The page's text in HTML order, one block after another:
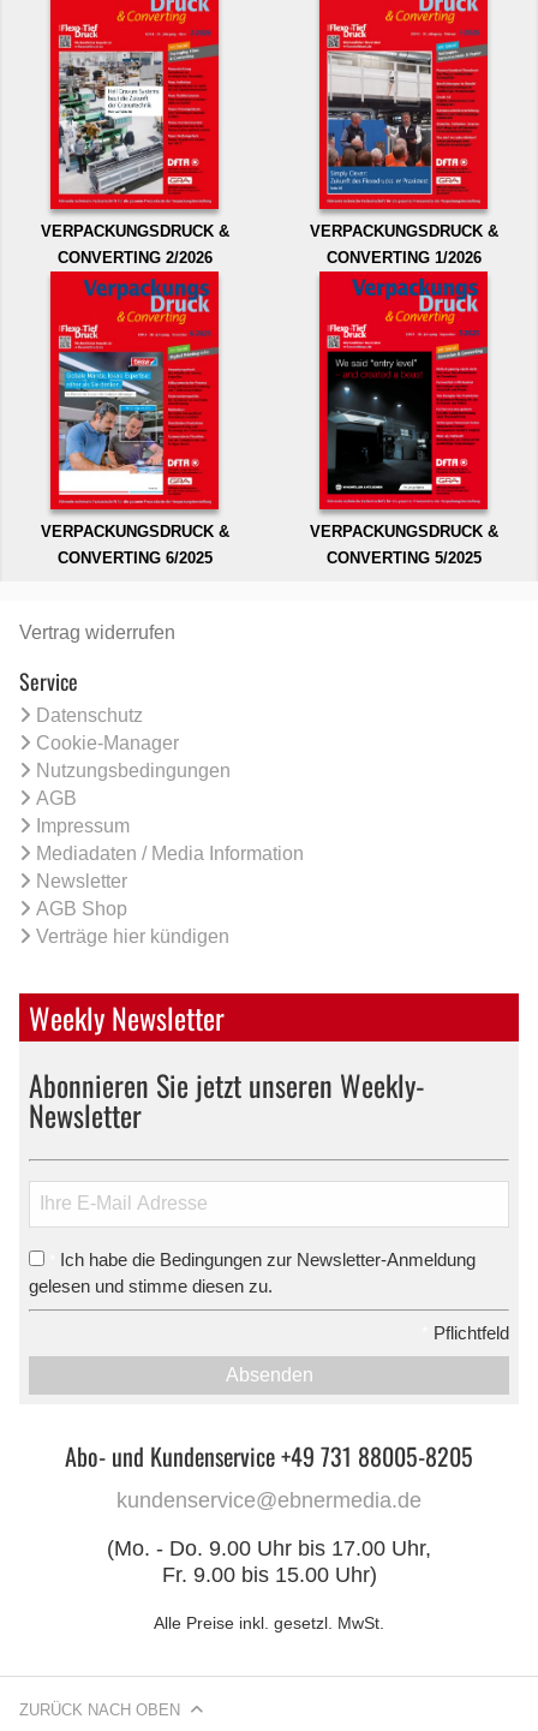
VERPACKUNGSDRUCK &
CONVERTING 2/2026
VERPACKUNGSDRUCK &
CONVERTING 1/2026
VERPACKUNGSDRUCK &
CONVERTING 6/2025
VERPACKUNGSDRUCK &
CONVERTING 5/2025
Vertrag widerrufen
Service
Datenschutz
Cookie-Manager
Nutzungsbedingungen
AGB
Impressum
Mediadaten / Media Information
Newsletter
AGB Shop
Verträge hier kündigen
Weekly Newsletter
Abonnieren Sie jetzt unseren Weekly-
Newsletter
Ich habe die Bedingungen zur Newsletter-Anmeldung
gelesen und stimme diesen zu.
Pflichtfeld
Absenden
Abo- und Kundenservice +49 731 88005-8205
kundenservice@ebnermedia.de
(Mo. - Do. 9.00 Uhr bis 17.00 Uhr,
Fr. 9.00 bis 15.00 Uhr)
Alle Preise inkl. gesetzl. MwSt.
ZURÜCK NACH OBEN